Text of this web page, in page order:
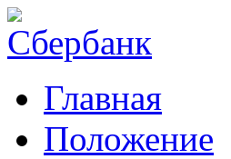
Главная
Положение